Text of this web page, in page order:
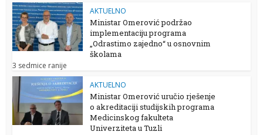
AKTUELNO
Ministar Omerović podržao
implementaciju programa
„Odrastimo zajedno“ u osnovnim
školama
3 sedmice ranije
AKTUELNO
Ministar Omerović uručio rješenje
o akreditaciji studijskih programa
Medicinskog fakulteta
Univerziteta u Tuzli